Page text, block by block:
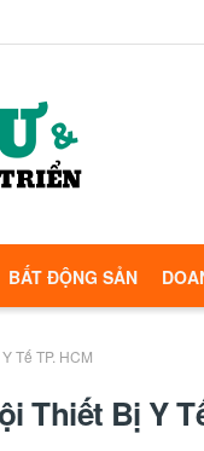
BẤT ĐỘNG SẢN
Tế TP. HCM
Thiết Bị Y